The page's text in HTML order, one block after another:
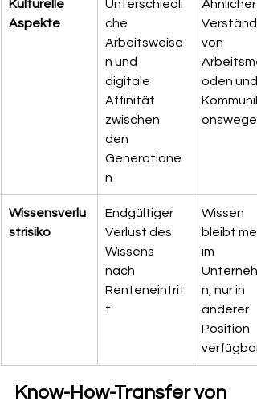
Kulturelle
Aspekte
Unterschiedli
che
Arbeitsweise
n und
digitale
Affinität
zwischen
den
Generatione
n
von
oden und
onswegen
Wissensverlu
strisiko
Endgültiger
Verlust des
Wissens
nach
Renteneintrit
t
Wissen
bleibt
im
n, nur in
anderer
Position
verfügbar.
Know-How-Transfer von